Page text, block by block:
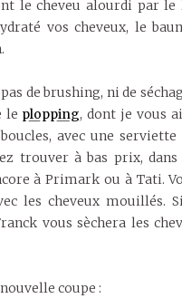
le cheveu alourdi par le
vos cheveux, le
de brushing, ni de
le plopping, dont je vous
avec une
trouver à bas prix, dans
à Primark ou à Tati.
les cheveux mouillés.
vous sèchera les
coupe :